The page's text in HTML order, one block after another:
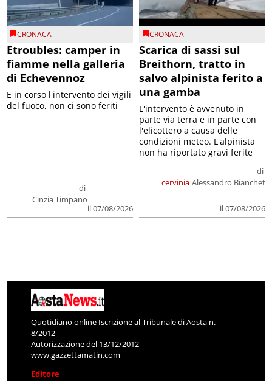
CRONACA
Etroubles: camper in
fiamme nella galleria
di Echevennoz
di
Cinzia Timpano
il 07/08/2026
E in corso l'intervento dei vigili
del fuoco, non ci sono feriti
CRONACA
Scarica di sassi sul
Breithorn, tratto in
salvo alpinista ferito a
una gamba
cervinia
di
Alessandro Bianchet
il 07/08/2026
L'intervento è avvenuto in
parte via terra e in parte con
l'elicottero a causa delle
condizioni meteo. L'alpinista
non ha riportato gravi ferite
Quotidiano online Iscrizione al Tribunale di Aosta n.
8/2012
Autorizzazione del 13/12/2012
www.gazzettamatin.com
Editore